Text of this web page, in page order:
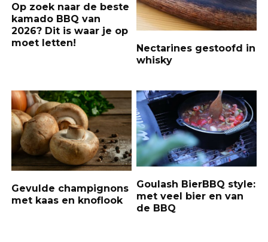
Op zoek naar de beste
kamado BBQ van
2026? Dit is waar je op
moet letten!
Nectarines gestoofd in
whisky
Gevulde champignons
met kaas en knoflook
Goulash BierBBQ style:
met veel bier en van
de BBQ